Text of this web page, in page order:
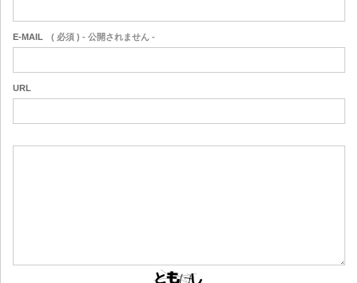
E-MAIL ( 必須 ) - 公開されません -
URL